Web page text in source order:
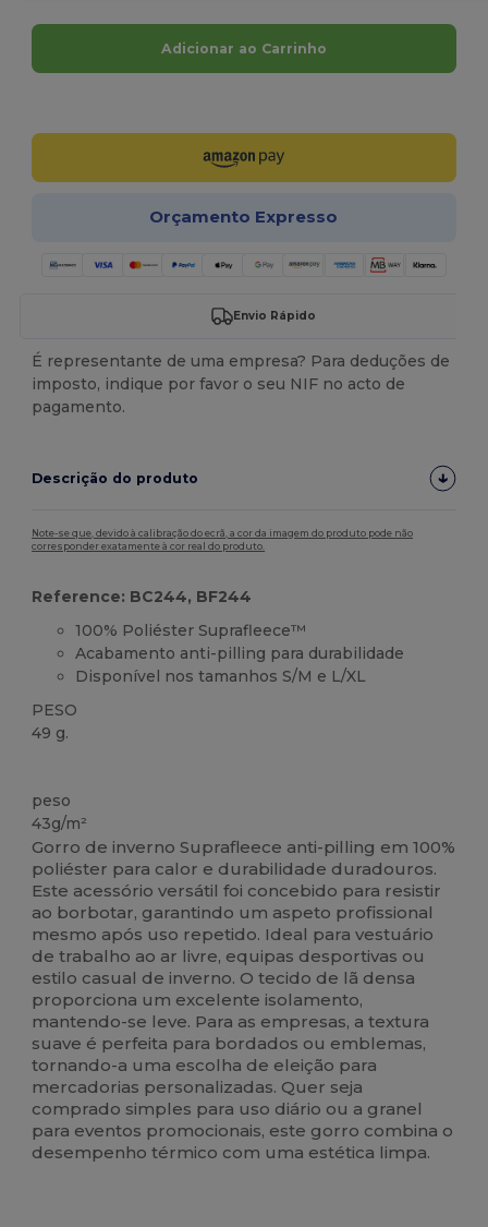
Adicionar ao Carrinho
Orçamento Expresso
Envio Rápido
É representante de uma empresa? Para deduções de
imposto, indique por favor o seu NIF no acto de
pagamento.
Descrição do produto
Note-se que, devido à calibração do ecrã, a cor da imagem do produto pode não
corresponder exatamente à cor real do produto.
Reference: BC244, BF244
100% Poliéster Suprafleece™
Acabamento anti-pilling para durabilidade
Disponível nos tamanhos S/M e L/XL
PESO
49 g.
peso
43g/m²
Gorro de inverno Suprafleece anti-pilling em 100%
poliéster para calor e durabilidade duradouros.
Este acessório versátil foi concebido para resistir
ao borbotar, garantindo um aspeto profissional
mesmo após uso repetido. Ideal para vestuário
de trabalho ao ar livre, equipas desportivas ou
estilo casual de inverno. O tecido de lã densa
proporciona um excelente isolamento,
mantendo-se leve. Para as empresas, a textura
suave é perfeita para bordados ou emblemas,
tornando-a uma escolha de eleição para
mercadorias personalizadas. Quer seja
comprado simples para uso diário ou a granel
para eventos promocionais, este gorro combina o
desempenho térmico com uma estética limpa.